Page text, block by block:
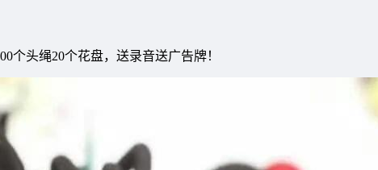
个头绳20个花盘，送录音送广告牌！